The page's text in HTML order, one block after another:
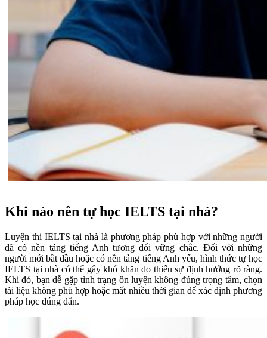
Khi nào nên tự học IELTS tại nhà?
Luyện thi IELTS tại nhà là phương pháp phù hợp với những người
đã có nền tảng tiếng Anh tương đối vững chắc. Đối với những
người mới bắt đầu hoặc có nền tảng tiếng Anh yếu, hình thức tự học
IELTS tại nhà có thể gây khó khăn do thiếu sự định hướng rõ ràng.
Khi đó, bạn dễ gặp tình trạng ôn luyện không đúng trọng tâm, chọn
tài liệu không phù hợp hoặc mất nhiều thời gian để xác định phương
pháp học đúng đắn.